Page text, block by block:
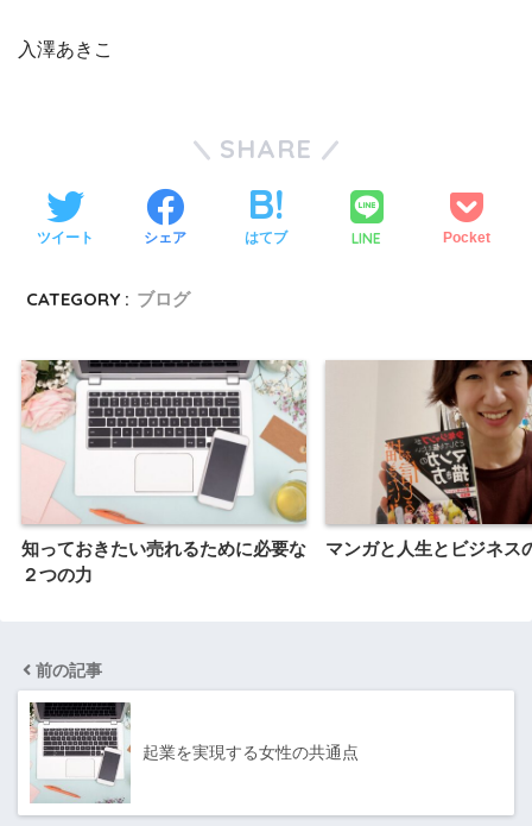
入澤あきこ
SHARE
ツイート シェア はてブ LINE Pocket
CATEGORY : ブログ
知っておきたい売れるために必要な
２つの力
マンガと人生とビジネス
前の記事
起業を実現する女性の共通点